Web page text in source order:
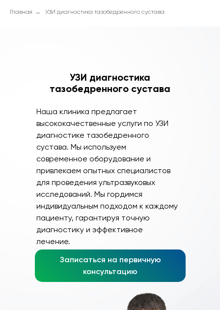
Главная → УЗИ диагностика тазобедренного сустава
УЗИ диагностика
тазобедренного сустава
Наша клиника предлагает
высококачественные услуги по УЗИ
диагностике тазобедренного
сустава. Мы используем
современное оборудование и
привлекаем опытных специалистов
для проведения ультразвуковых
исследований. Мы гордимся
индивидуальным подходом к каждому
пациенту, гарантируя точную
диагностику и эффективное
лечение.
Записаться на первичную
консультацию